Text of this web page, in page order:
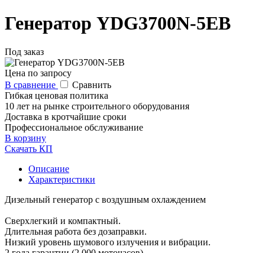
Генератор YDG3700N-5EB
Под заказ
Цена по запросу
В сравнение
Сравнить
Гибкая ценовая политика
10 лет на рынке строительного оборудования
Доставка в кротчайшие сроки
Профессиональное обслуживание
В корзину
Скачать КП
Описание
Характеристики
Дизельный генератор с воздушным охлаждением
Сверхлегкий и компактный.
Длительная работа без дозаправки.
Низкий уровень шумового излучения и вибрации.